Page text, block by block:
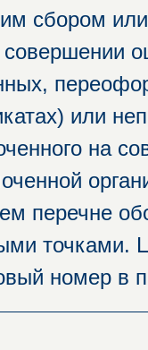
сбором
или
на
перечне
точками.
номер в